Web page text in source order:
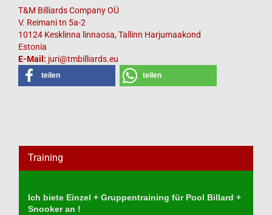
T&M Billiards Company OÜ
V. Reimani tn 5a-2
10124 Kesklinna linnaosa, Tallinn Harjumaakond
Estonia
E-Mail: juri@tmbilliards.eu
teilen teilen
Training
Ich biete Einzel + Gruppentraining für Pool Billard +
Snooker an !